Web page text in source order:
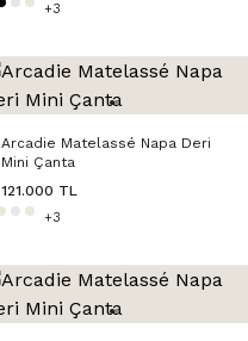
+3
Arcadie Matelassé Napa Deri
Mini Çanta
121.000 TL
+3